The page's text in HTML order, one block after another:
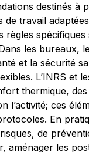
destinés à
travail
les bureaux,
et la sécurité
L’INRS et
thermique,
l’activité; ces
En
de
aménager les